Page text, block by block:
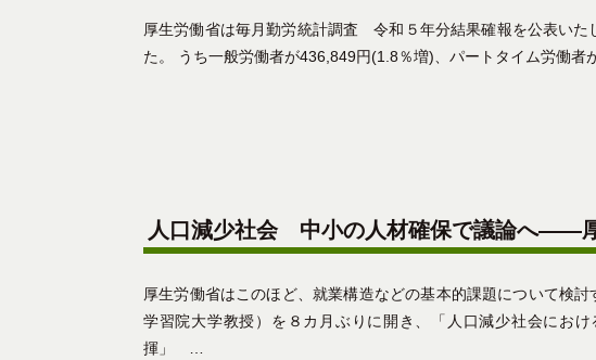
厚生労働省は毎月勤労統計調査 令和５年分結果確報を公表い
た。 うち一般労働者が436,849円(1.8％増)、パートタイム労働
人口減少社会 中小の人材確保で議論へ――
厚生労働省はこのほど、就業構造などの基本的課題について検
学習院大学教授）を８カ月ぶりに開き、「人口減少社会にお
揮」 …